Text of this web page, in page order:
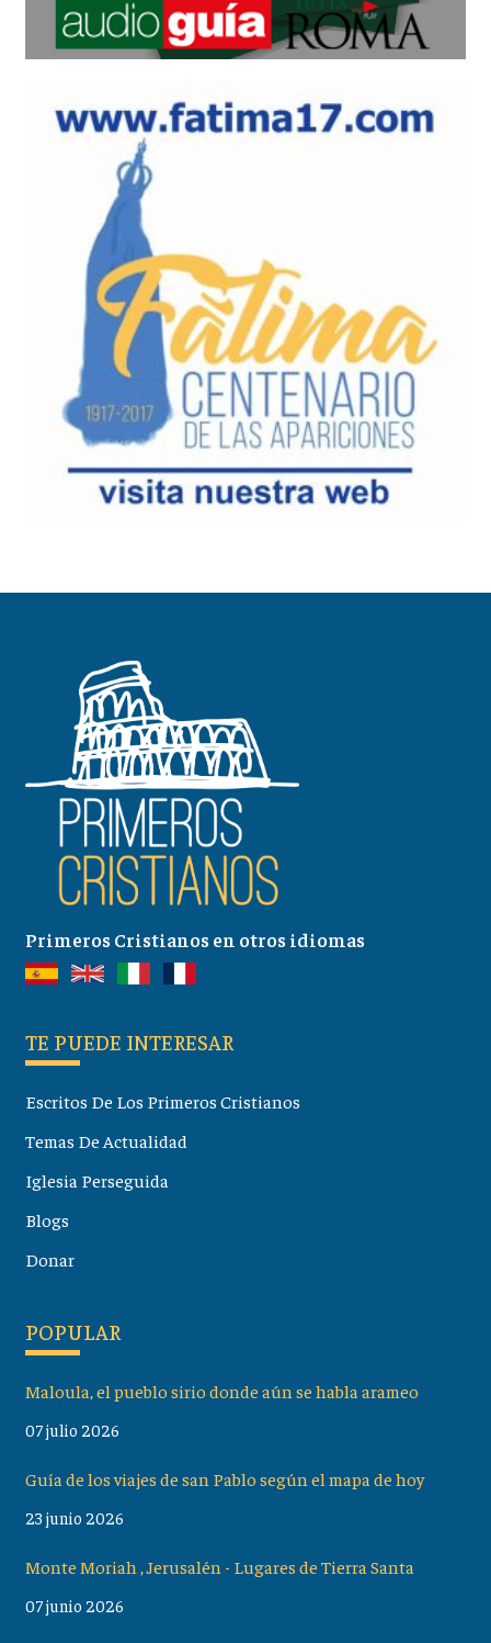
Primeros Cristianos en otros idiomas
TE PUEDE INTERESAR
Escritos De Los Primeros Cristianos
Temas De Actualidad
Iglesia Perseguida
Blogs
Donar
POPULAR
Maloula, el pueblo sirio donde aún se habla arameo
07 julio 2026
Guía de los viajes de san Pablo según el mapa de hoy
23 junio 2026
Monte Moriah , Jerusalén - Lugares de Tierra Santa
07 junio 2026